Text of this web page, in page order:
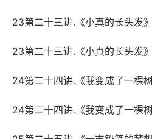
23第二十三讲.《小真的长头发
23第二十三讲.《小真的长头发
24第二十四讲.《我变成了一棵
24第二十四讲.《我变成了一棵